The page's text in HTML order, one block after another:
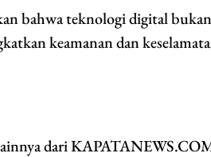
bahwa teknologi digital
keamanan dan
dari